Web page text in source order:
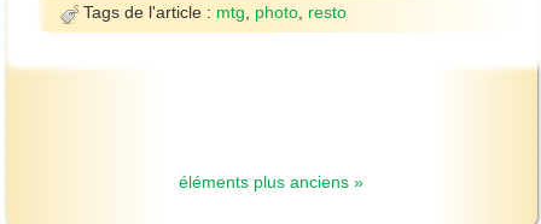
Tags de l'article : mtg, photo, resto
éléments plus anciens »